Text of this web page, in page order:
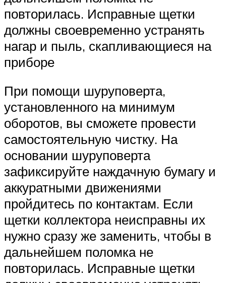
повторилась. Исправные щетки
должны своевременно устранять
нагар и пыль, скапливающиеся на
приборе
При помощи шуруповерта,
установленного на минимум
оборотов, вы сможете провести
самостоятельную чистку. На
основании шуруповерта
зафиксируйте наждачную бумагу и
аккуратными движениями
пройдитесь по контактам. Если
щетки коллектора неисправны их
нужно сразу же заменить, чтобы в
дальнейшем поломка не
повторилась. Исправные щетки